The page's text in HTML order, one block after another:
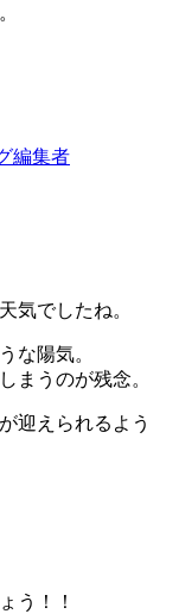
編集者
気でしたね。
な陽気。
まうのが残念。
迎えられるよう
う！！